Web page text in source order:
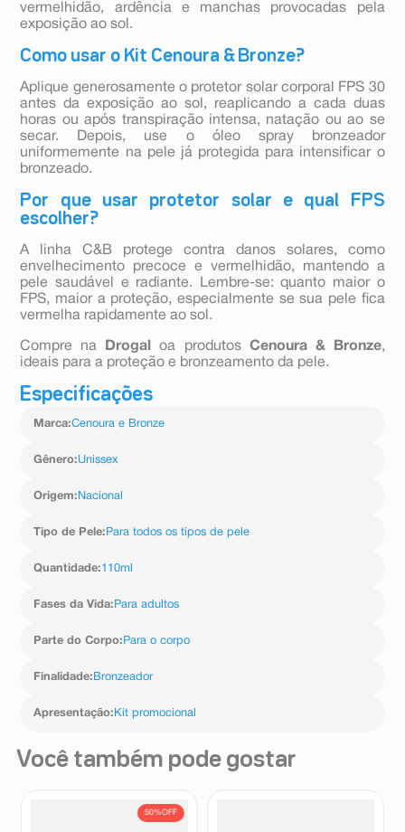
vermelhidão, ardência e manchas provocadas pela
exposição ao sol.
Como usar o Kit Cenoura & Bronze?
Aplique generosamente o protetor solar corporal FPS 30
antes da exposição ao sol, reaplicando a cada duas
horas ou após transpiração intensa, natação ou ao se
secar. Depois, use o óleo spray bronzeador
uniformemente na pele já protegida para intensificar o
bronzeado.
Por que usar protetor solar e qual FPS
escolher?
A linha C&B protege contra danos solares, como
envelhecimento precoce e vermelhidão, mantendo a
pele saudável e radiante. Lembre-se: quanto maior o
FPS, maior a proteção, especialmente se sua pele fica
vermelha rapidamente ao sol.
Compre na Drogal oa produtos Cenoura & Bronze,
ideais para a proteção e bronzeamento da pele.
Especificações
Marca:Cenoura e Bronze
Gênero:Unissex
Origem: Nacional
Tipo de Pele: Para todos os tipos de pele
Quantidade:110ml
Fases da Vida: Para adultos
Parte do Corpo: Para o corpo
Finalidade: Bronzeador
Apresentação: Kit promocional
Você também pode gostar
50%OFF